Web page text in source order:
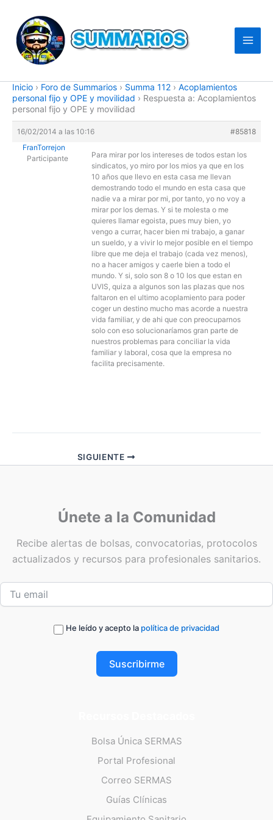
contenido
Inicio › Foro de Summarios › Summa 112 › Acoplamientos
personal fijo y OPE y movilidad › Respuesta a: Acoplamientos
personal fijo y OPE y movilidad
16/02/2014 a las 10:16
#85818
FranTorrejon
Participante
Para mirar por los intereses de todos estan los
sindicatos, yo miro por los mios ya que en los
10 años que llevo en esta casa me llevan
demostrando todo el mundo en esta casa que
nadie va a mirar por mi, por tanto, yo no voy a
mirar por los demas. Y si te molesta o me
quieres llamar egoista, pues muy bien, yo
vengo a currar, hacer bien mi trabajo, a ganar
un sueldo, y a vivir lo mejor posible en el tiempo
libre que me deja el trabajo (cada vez menos),
no a hacer amigos y caerle bien a todo el
mundo. Y si, solo son 8 o 10 los que estan en
UVIS, quiza a algunos son las plazas que nos
faltaron en el ultimo acoplamiento para poder
coger un destino mucho mas acorde a nuestra
vida familiar, y de ahi que con preocuparnos
solo con eso solucionaríamos gran parte de
nuestros problemas para conciliar la vida
familiar y laboral, cosa que la empresa no
facilita precisamente.
SIGUIENTE
Únete a la Comunidad
Recibe alertas de bolsas, convocatorias, protocolos
actualizados y recursos para profesionales sanitarios.
He leído y acepto la política de privacidad
Suscribirme
Bolsa Única SERMAS
Portal Profesional
Correo SERMAS
Guías Clínicas